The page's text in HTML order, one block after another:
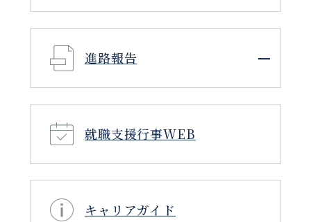
進路報告
就職支援行事WEB
キャリアガイド